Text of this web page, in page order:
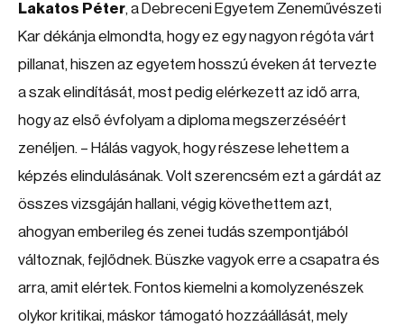
Lakatos Péter, a Debreceni Egyetem Zeneművészeti
Kar dékánja elmondta, hogy ez egy nagyon régóta várt
pillanat, hiszen az egyetem hosszú éveken át tervezte
a szak elindítását, most pedig elérkezett az idő arra,
hogy az első évfolyam a diploma megszerzéséért
zenéljen. – Hálás vagyok, hogy részese lehettem a
képzés elindulásának. Volt szerencsém ezt a gárdát az
összes vizsgáján hallani, végig követhettem azt,
ahogyan emberileg és zenei tudás szempontjából
változnak, fejlődnek. Büszke vagyok erre a csapatra és
arra, amit elértek. Fontos kiemelni a komolyzenészek
olykor kritikai, máskor támogató hozzáállását, mely